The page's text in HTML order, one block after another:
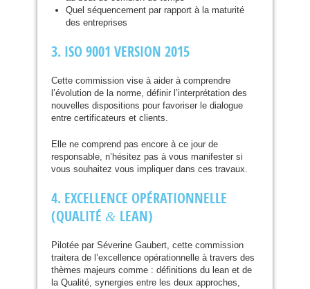
Quel séquencement par rapport à la maturité
des entreprises
3. ISO 9001 VERSION 2015
Cette commission vise à aider à comprendre
l’évolution de la norme, définir l’interprétation des
nouvelles dispositions pour favoriser le dialogue
entre certificateurs et clients.
Elle ne comprend pas encore à ce jour de
responsable, n’hésitez pas à vous manifester si
vous souhaitez vous impliquer dans ces travaux.
4. EXCELLENCE OPÉRATIONNELLE
(QUALITÉ & LEAN)
Pilotée par Séverine Gaubert, cette commission
traitera de l’excellence opérationnelle à travers des
thèmes majeurs comme : définitions du lean et de
la Qualité, synergies entre les deux approches,